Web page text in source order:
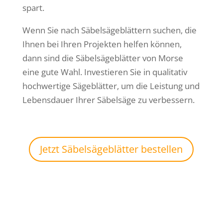
spart.
Wenn Sie nach Säbelsägeblättern suchen, die
Ihnen bei Ihren Projekten helfen können,
dann sind die Säbelsägeblätter von Morse
eine gute Wahl. Investieren Sie in qualitativ
hochwertige Sägeblätter, um die Leistung und
Lebensdauer Ihrer Säbelsäge zu verbessern.
Jetzt Säbelsägeblätter bestellen